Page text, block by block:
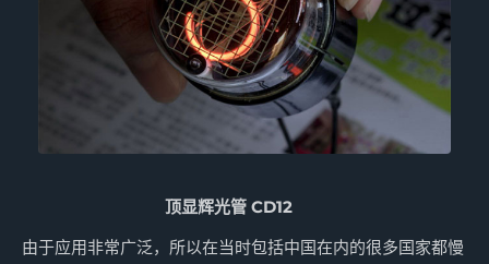
顶显辉光管 CD12
由于应用非常广泛，所以在当时包括中国在内的很多国家都慢